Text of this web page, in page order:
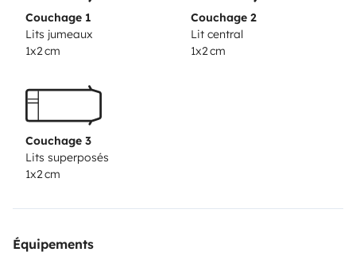
menaje incluido
Baño con ducha, WC químico y agua caliente
Aire acondicionado en cabina y calefacción auxiliar
Mesa y sillas de exterior
Incluye sin coste adicional:
Ropa de cama, toallas y utensilios de cocina.
Seguro con asistencia en carretera.
Posibilidad de recogida/entrega en el aeropuerto o tu
Condiciones especiales:
Couchage 1
Lits jumeaux
1x2 cm
Couchage 2
Lit central
1x2 cm
Couchage 3
Lits superposés
1x2 cm
Équipements